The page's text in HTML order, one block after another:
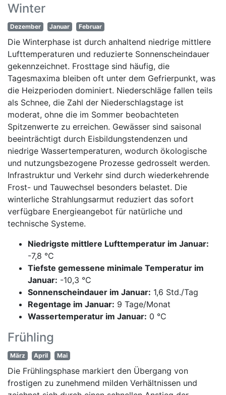
Winter
Dezember Januar Februar
Die Winterphase ist durch anhaltend niedrige mittlere
Lufttemperaturen und reduzierte Sonnenscheindauer
gekennzeichnet. Frosttage sind häufig, die
Tagesmaxima bleiben oft unter dem Gefrierpunkt, was
die Heizperioden dominiert. Niederschläge fallen teils
als Schnee, die Zahl der Niederschlagstage ist
moderat, ohne die im Sommer beobachteten
Spitzenwerte zu erreichen. Gewässer sind saisonal
beeinträchtigt durch Eisbildungstendenzen und
niedrige Wassertemperaturen, wodurch ökologische
und nutzungsbezogene Prozesse gedrosselt werden.
Infrastruktur und Verkehr sind durch wiederkehrende
Frost- und Tauwechsel besonders belastet. Die
winterliche Strahlungsarmut reduziert das sofort
verfügbare Energieangebot für natürliche und
technische Systeme.
Niedrigste mittlere Lufttemperatur im Januar:
-7,8 °C
Tiefste gemessene minimale Temperatur im
Januar: -10,3 °C
Sonnenscheindauer im Januar: 1,6 Std./Tag
Regentage im Januar: 9 Tage/Monat
Wassertemperatur im Januar: 0 °C
Frühling
März April Mai
Die Frühlingsphase markiert den Übergang von
frostigen zu zunehmend milden Verhältnissen und